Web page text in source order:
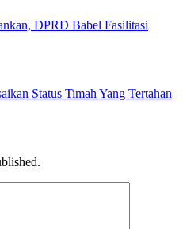
DPRD Babel Fasilitasi
Status Timah Yang Tertahan